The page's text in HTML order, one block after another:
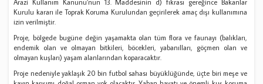
Arazi Kullanım Kanunu’nun 13. Maddesinin d) fıkrası gereğince Bakanlar
Kurulu kararı ile Toprak Koruma Kurulundan geçirilerek amaç dışı kullanımına
izin verilmiştir.
Proje, bölgede bugüne değin yaşamakta olan tüm flora ve faunayı (balıkları,
endemik olan ve olmayan bitkileri, böcekleri, yabanılları, göçmen olan ve
olmayan kuşları) yaşam alanlarından koparacaktır.
Proje nedeniyle yaklaşık 20 bin futbol sahası büyüklüğünde, üçte biri meşe ve